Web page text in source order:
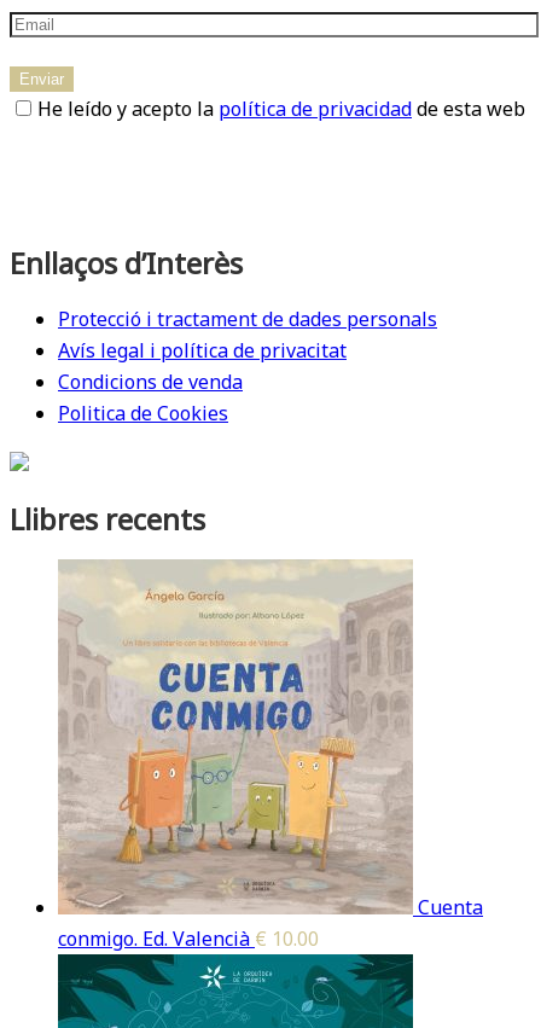
He leído y acepto la política de privacidadde esta web
Enllaços d’Interès
Protecció i tractament de dades personals
Avís legal i política de privacitat
Condicions de venda
Politica de Cookies
Llibres recents
Cuenta
conmigo. Ed. Valencià € 10.00